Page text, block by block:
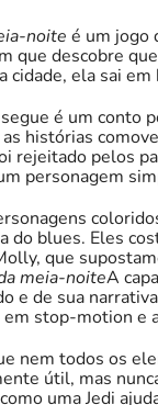
noite é um jogo
que descobre
cidade, ela sai
é um conto
histórias
rejeitado pelos
personagem
do blues. Eles
que
meia-noiteA
e de sua
em stop-motion e
nem todos os
útil, mas
uma Jedi